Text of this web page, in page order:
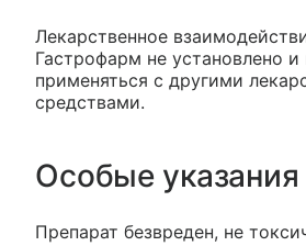
Лекарственное
Гастрофарм не установлено
применяться с другими
средствами.
Особые указания
Препарат безвреден, не